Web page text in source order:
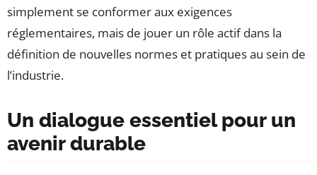
simplement se conformer aux exigences
réglementaires, mais de jouer un rôle actif dans la
définition de nouvelles normes et pratiques au sein de
l’industrie.
Un dialogue essentiel pour un
avenir durable